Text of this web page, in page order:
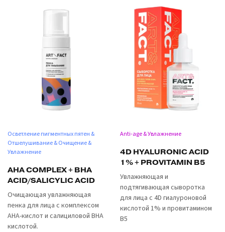
Осветление пигментных пятен &
Отшелушивание & Очищение &
Увлажнение
AHA COMPLEX + BHA
ACID/SALICYLIC ACID
Очищающая увлажняющая
пенка для лица с комплексом
AHA-кислот и салициловой BHA
кислотой.
Anti-age & Увлажнение
4D HYALURONIC ACID
1% + PROVITAMIN B5
Увлажняющая и
подтягивающая сыворотка
для лица с 4D гиалуроновой
кислотой 1% и провитамином
B5